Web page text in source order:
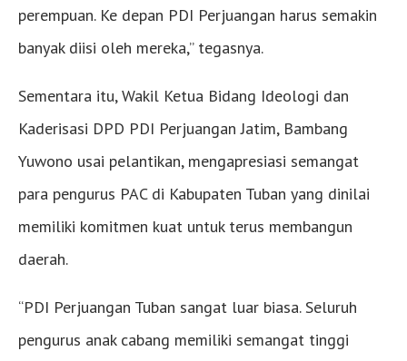
perempuan. Ke depan PDI Perjuangan harus semakin
banyak diisi oleh mereka,” tegasnya.
Sementara itu, Wakil Ketua Bidang Ideologi dan
Kaderisasi DPD PDI Perjuangan Jatim, Bambang
Yuwono usai pelantikan, mengapresiasi semangat
para pengurus PAC di Kabupaten Tuban yang dinilai
memiliki komitmen kuat untuk terus membangun
daerah.
“PDI Perjuangan Tuban sangat luar biasa. Seluruh
pengurus anak cabang memiliki semangat tinggi